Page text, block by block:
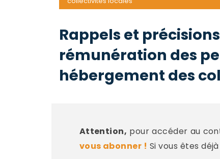
Rappels et
rémunération des
hébergement des
Attention, pour accéder au
vous abonner ! Si vous êtes